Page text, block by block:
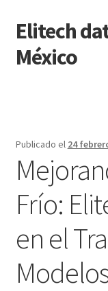
Saltar
a
navegación
Ir
al
contenido
Elitech
México
Finalizar compra
Mi cuenta
Página de ejemplo
Tienda
Publicado el 24
Frío:
en el